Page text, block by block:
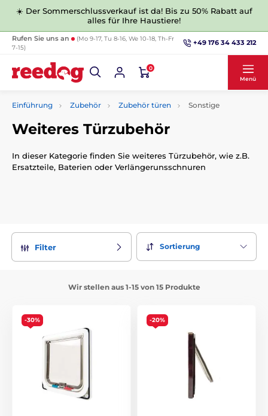
☀️ Der Sommerschlussverkauf ist da! Bis zu 50% Rabatt auf
alles für Ihre Haustiere!
Rufen Sie uns an
(Mo 9-17, Tu 8-16, We 10-18, Th-Fr
7-15)
+49 176 34 433 212
0
Menü
Einführung Zubehör Zubehör türen Sonstige
Weiteres Türzubehör
In dieser Kategorie finden Sie weiteres Türzubehör, wie z.B.
Ersatzteile, Baterien oder Verlängerunsschnuren
Filter Sortierung
Wir stellen aus 1-15 von 15 Produkte
-30% -20%